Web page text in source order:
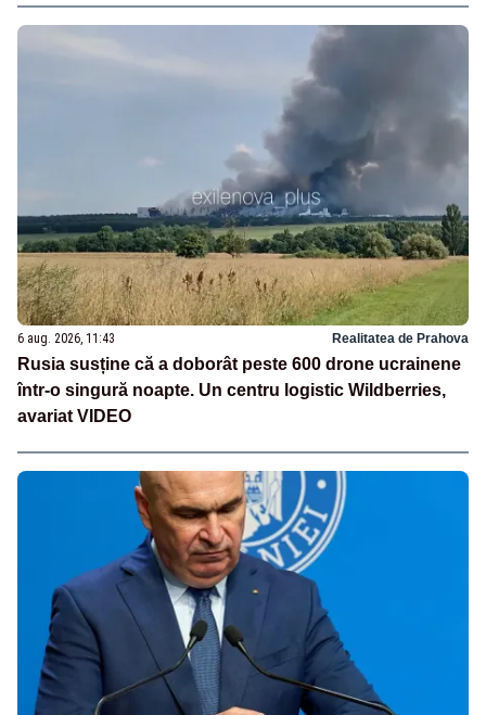
6 aug. 2026, 11:43 Realitatea de Prahova
Rusia susține că a doborât peste 600 drone ucrainene
într-o singură noapte. Un centru logistic Wildberries,
avariat VIDEO